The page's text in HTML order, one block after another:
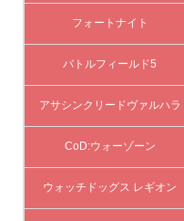
フォートナイト
バトルフィールド5
アサシンクリードヴァルハラ
CoD:ウォーゾーン
ウォッチドッグス レギオン